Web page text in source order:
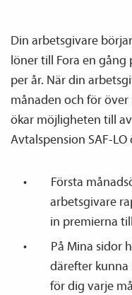
Din arbetsgivare
löner till Fora en gång
per år. När din
månaden och för
ökar möjligheten till
Avtals­pension SAF-LO
Första
arbetsgivare
in premierna
På Mina sidor
därefter kunna
för dig varje